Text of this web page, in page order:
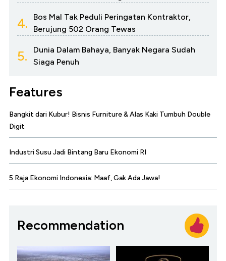
4.
Bos Mal Tak Peduli Peringatan Kontraktor,
Berujung 502 Orang Tewas
5.
Dunia Dalam Bahaya, Banyak Negara Sudah
Siaga Penuh
Features
Bangkit dari Kubur! Bisnis Furniture & Alas Kaki Tumbuh Double
Digit
Industri Susu Jadi Bintang Baru Ekonomi RI
5 Raja Ekonomi Indonesia: Maaf, Gak Ada Jawa!
Recommendation